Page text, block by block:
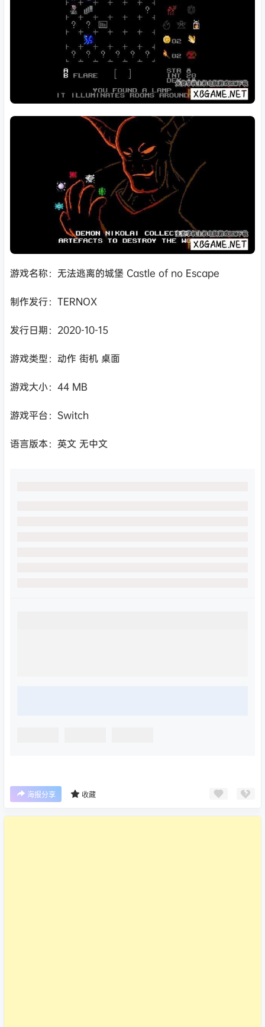
游戏名称：无法逃离的城堡 Castle of no Escape
制作发行：TERNOX
发行日期：2020-10-15
游戏类型：动作 街机 桌面
游戏大小：44 MB
游戏平台：Switch
语言版本：英文 无中文
海报分享 收藏